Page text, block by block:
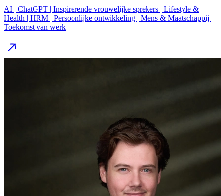
AI | ChatGPT | Inspirerende vrouwelijke sprekers | Lifestyle &
Health | HRM | Persoonlijke ontwikkeling | Mens & Maatschappij |
Toekomst van werk